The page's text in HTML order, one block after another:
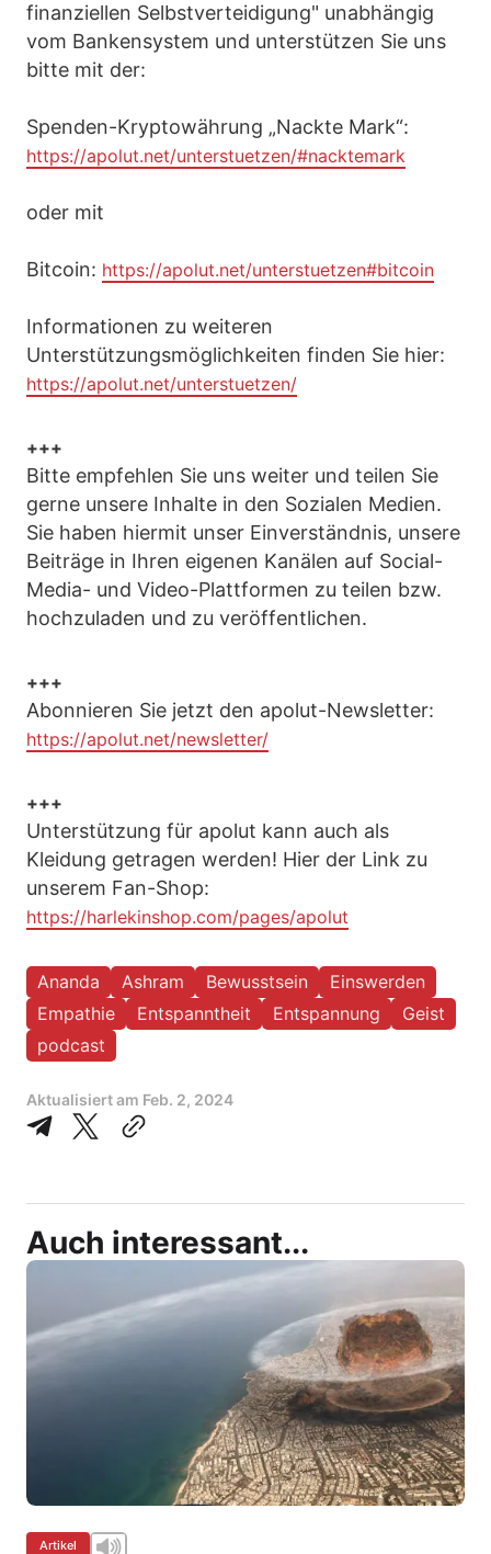
finanziellen Selbstverteidigung" unabhängig
vom Bankensystem und unterstützen Sie uns
bitte mit der:
Spenden-Kryptowährung „Nackte Mark“:
https://apolut.net/unterstuetzen/#nacktemark
oder mit
Bitcoin: https://apolut.net/unterstuetzen#bitcoin
Informationen zu weiteren
Unterstützungsmöglichkeiten finden Sie hier:
https://apolut.net/unterstuetzen/
+++
Bitte empfehlen Sie uns weiter und teilen Sie
gerne unsere Inhalte in den Sozialen Medien.
Sie haben hiermit unser Einverständnis, unsere
Beiträge in Ihren eigenen Kanälen auf Social-
Media- und Video-Plattformen zu teilen bzw.
hochzuladen und zu veröffentlichen.
+++
Abonnieren Sie jetzt den apolut-Newsletter:
https://apolut.net/newsletter/
+++
Unterstützung für apolut kann auch als
Kleidung getragen werden! Hier der Link zu
unserem Fan-Shop:
https://harlekinshop.com/pages/apolut
Ananda Ashram Bewusstsein
Einswerden
Empathie
Entspanntheit Entspannung
Geist
podcast
Aktualisiert am Feb. 2, 2024
Auch interessant...
Artikel